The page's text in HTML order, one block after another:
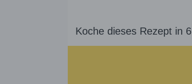
Koche dieses Rezept in